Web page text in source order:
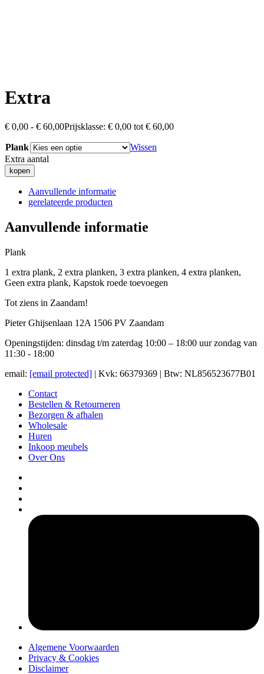
Extra
€ 0,00 - € 60,00Prijsklasse: € 0,00 tot € 60,00
Plank
Wissen
Extra aantal
kopen
Aanvullende informatie
gerelateerde producten
Aanvullende informatie
Plank
1 extra plank, 2 extra planken, 3 extra planken, 4 extra planken,
Geen extra plank, Kapstok roede toevoegen
Tot ziens in Zaandam!
Pieter Ghijsenlaan 12A 1506 PV Zaandam
Openingstijden: dinsdag t/m zaterdag 10:00 – 18:00 uur zondag van
11:30 - 18:00
email: [email protected] | Kvk: 66379369 | Btw: NL856523677B01
Contact
Bestellen & Retourneren
Bezorgen & afhalen
Wholesale
Huren
Inkoop meubels
Over Ons
Algemene Voorwaarden
Privacy & Cookies
Disclaimer